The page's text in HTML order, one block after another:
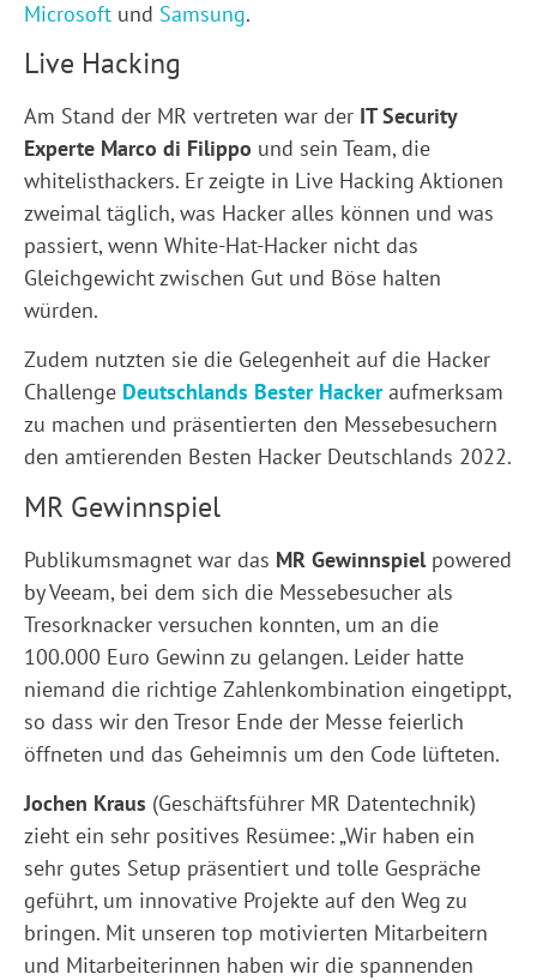
Microsoft und Samsung.
Live Hacking
Am Stand der MR vertreten war der IT Security
Experte Marco di Filippo und sein Team, die
whitelisthackers. Er zeigte in Live Hacking Aktionen
zweimal täglich, was Hacker alles können und was
passiert, wenn White-Hat-Hacker nicht das
Gleichgewicht zwischen Gut und Böse halten
würden.
Zudem nutzten sie die Gelegenheit auf die Hacker
Challenge Deutschlands Bester Hackeraufmerksam
zu machen und präsentierten den Messebesuchern
den amtierenden Besten Hacker Deutschlands 2022.
MR Gewinnspiel
Publikumsmagnet war das MR Gewinnspielpowered
by Veeam, bei dem sich die Messebesucher als
Tresorknacker versuchen konnten, um an die
100.000 Euro Gewinn zu gelangen. Leider hatte
niemand die richtige Zahlenkombination eingetippt,
so dass wir den Tresor Ende der Messe feierlich
öffneten und das Geheimnis um den Code lüfteten.
Jochen Kraus (Geschäftsführer MR Datentechnik)
zieht ein sehr positives Resümee: „Wir haben ein
sehr gutes Setup präsentiert und tolle Gespräche
geführt, um innovative Projekte auf den Weg zu
bringen. Mit unseren top motivierten Mitarbeitern
und Mitarbeiterinnen haben wir die spannenden